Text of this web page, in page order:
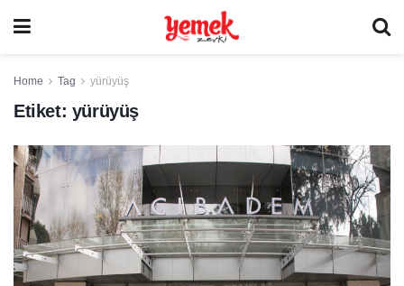
Home Tag yürüyüş
Etiket: yürüyüş